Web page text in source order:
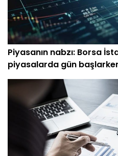
Piyasanın nabzı: Borsa
piyasalarda gün